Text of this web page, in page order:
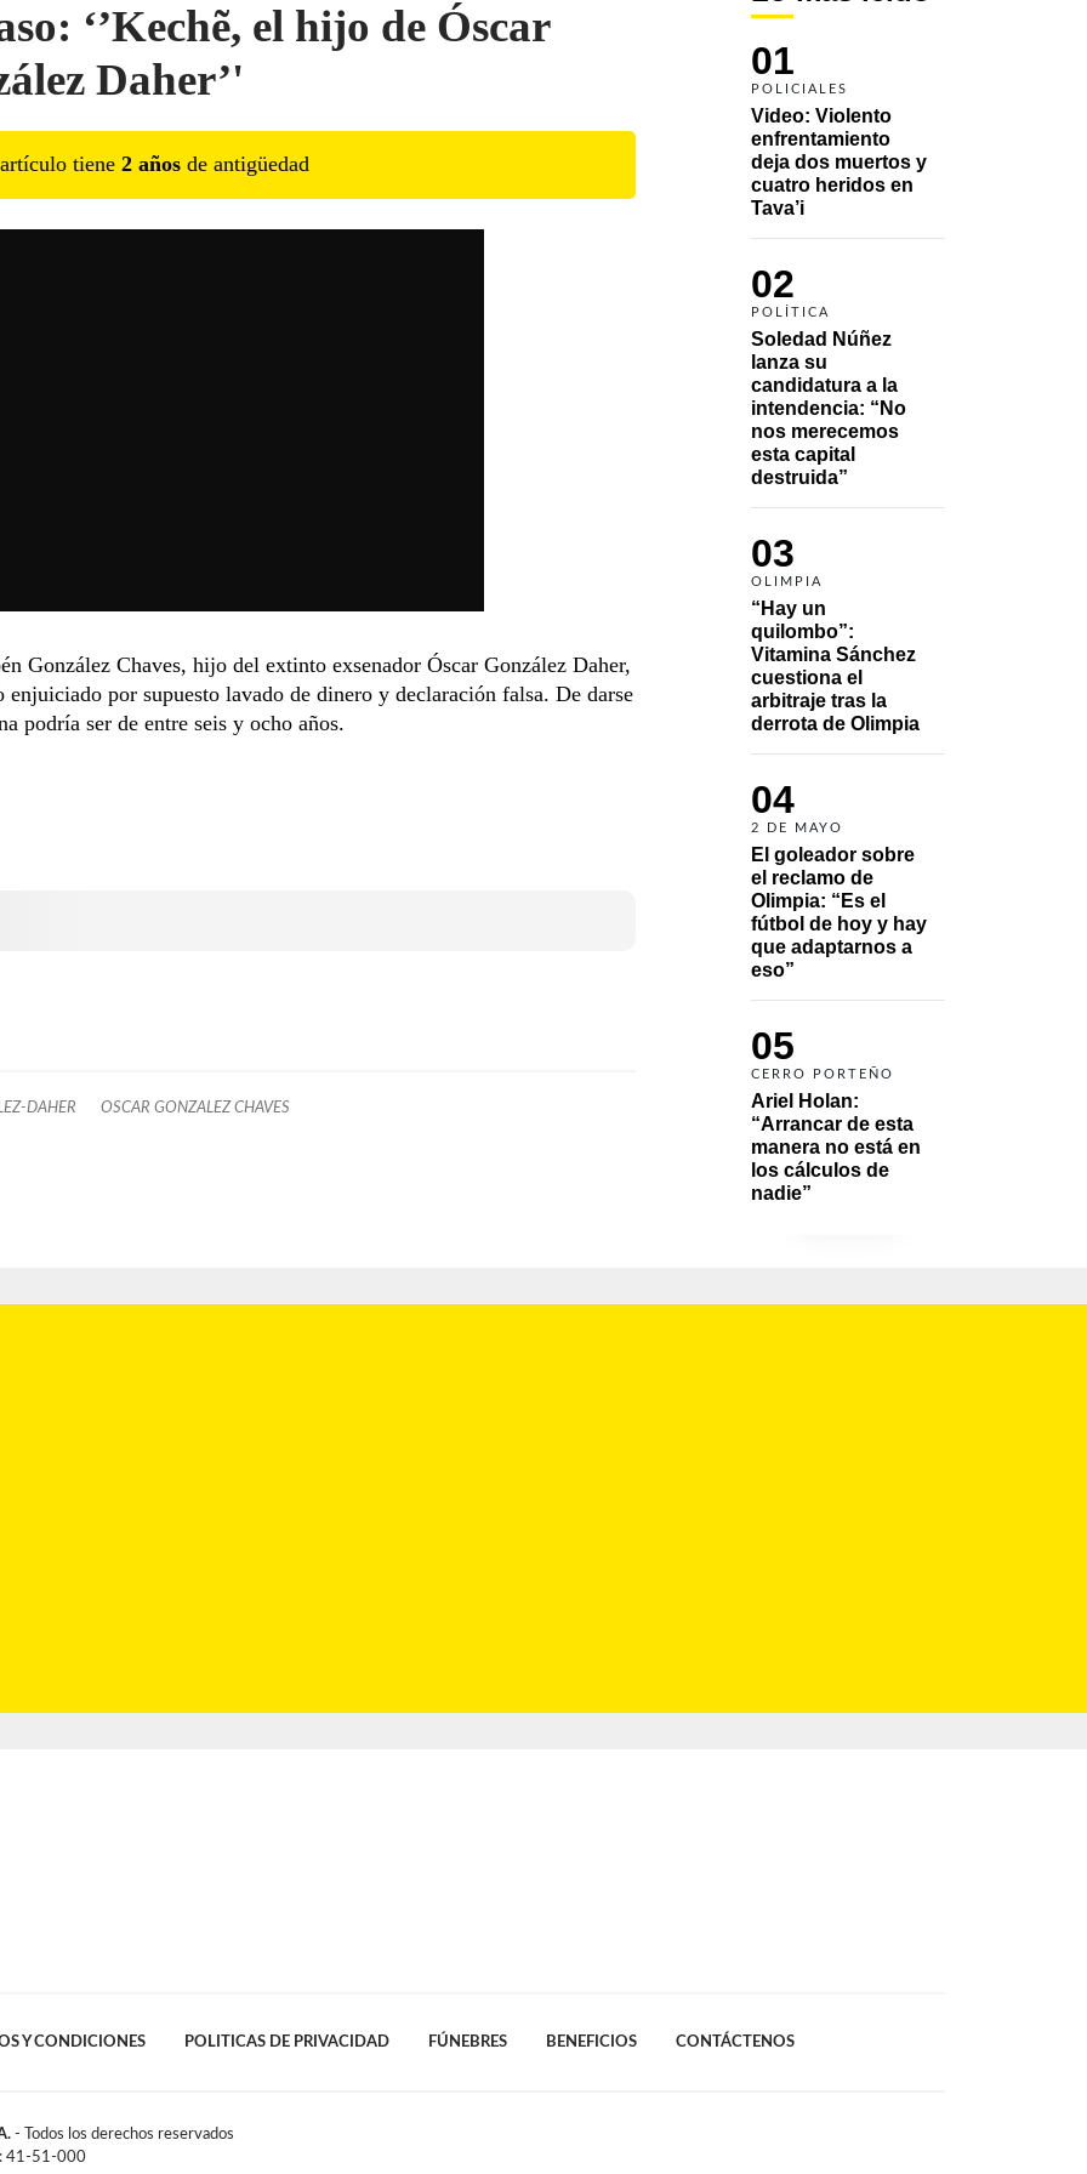
01
POLICIALES
Video: Violento
enfrentamiento
deja dos muertos y
cuatro heridos en
Tava’i
02
POLÍTICA
Soledad Núñez
lanza su
candidatura a la
intendencia: “No
nos merecemos
esta capital
destruida”
03
OLIMPIA
“Hay un
quilombo”:
Vitamina Sánchez
cuestiona el
arbitraje tras la
derrota de Olimpia
04
2 DE MAYO
El goleador sobre
el reclamo de
Olimpia: “Es el
fútbol de hoy y hay
que adaptarnos a
eso”
05
CERRO PORTEÑO
Ariel Holan:
“Arrancar de esta
manera no está en
los cálculos de
nadie”
‘’Kechẽ, el hijo de Óscar
Daher’'
tiene 2 años de antigüedad
González Chaves, hijo del extinto exsenador Óscar González Daher,
enjuiciado por supuesto lavado de dinero y declaración falsa. De darse
podría ser de entre seis y ocho años.
DAHER OSCAR GONZALEZ CHAVES
Y CONDICIONES POLITICAS DE PRIVACIDAD FÚNEBRES BENEFICIOS CONTÁCTENOS
- Todos los derechos reservados
41-51-000